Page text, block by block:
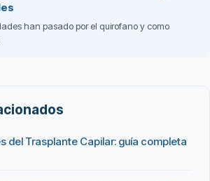
han pasado por el quirofano y como
del Trasplante Capilar: guía completa